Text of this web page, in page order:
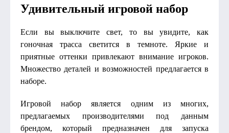
Удивительный игровой набор
Если вы выключите свет, то вы увидите, как
гоночная трасса светится в темноте. Яркие и
приятные оттенки привлекают внимание игроков.
Множество деталей и возможностей предлагается в
наборе.
Игровой набор является одним из многих,
предлагаемых производителями под данным
брендом, который предназначен для запуска